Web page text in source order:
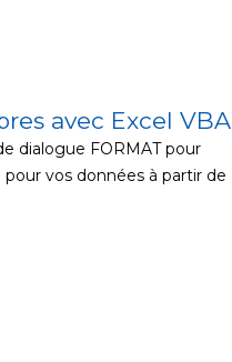
avec Excel VBA
dialogue FORMAT pour
vos données à partir de